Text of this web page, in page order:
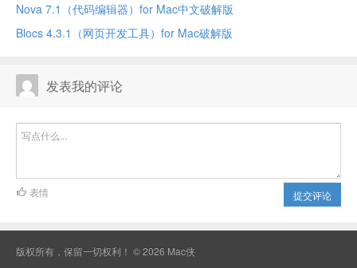
Nova 7.1（代码编辑器）for Mac中文破解版
Blocs 4.3.1（网页开发工具）for Mac破解版
发表我的评论
提交评论
表情
版权所有，保留一切权利！ © 2026 Mac侠